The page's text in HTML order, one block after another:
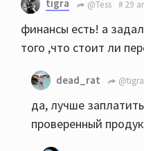
tigra @Tess 29
финансы есть! а
того ,что стоит ли
dead_rat @tigra
да, лучше
проверенный